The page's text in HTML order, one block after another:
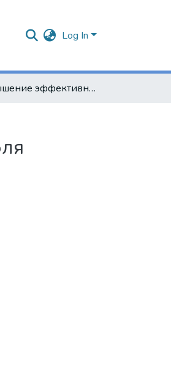
Log In
Повышение эффективности работы системы смазывания автотракторных двигателей за счет внедрения систем контроля показателей масла